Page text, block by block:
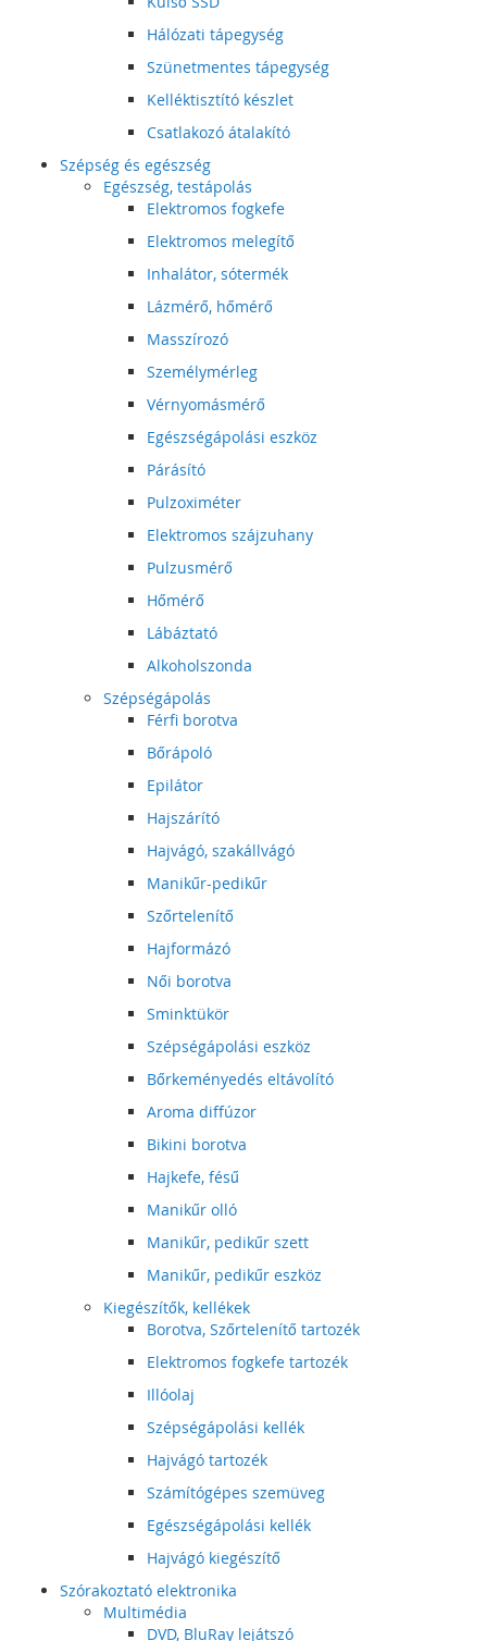
Hálózati tápegység
Szünetmentes tápegység
Kelléktisztító készlet
Csatlakozó átalakító
Szépség és egészség
Egészség, testápolás
Elektromos fogkefe
Elektromos melegítő
Inhalátor, sótermék
Lázmérő, hőmérő
Masszírozó
Személymérleg
Vérnyomásmérő
Egészségápolási eszköz
Párásító
Pulzoximéter
Elektromos szájzuhany
Pulzusmérő
Hőmérő
Lábáztató
Alkoholszonda
Szépségápolás
Férfi borotva
Bőrápoló
Epilátor
Hajszárító
Hajvágó, szakállvágó
Manikűr-pedikűr
Szőrtelenítő
Hajformázó
Női borotva
Sminktükör
Szépségápolási eszköz
Bőrkeményedés eltávolító
Aroma diffúzor
Bikini borotva
Hajkefe, fésű
Manikűr olló
Manikűr, pedikűr szett
Manikűr, pedikűr eszköz
Kiegészítők, kellékek
Borotva, Szőrtelenítő tartozék
Elektromos fogkefe tartozék
Illóolaj
Szépségápolási kellék
Hajvágó tartozék
Számítógépes szemüveg
Egészségápolási kellék
Hajvágó kiegészítő
Szórakoztató elektronika
Multimédia
DVD, BluRay lejátszó